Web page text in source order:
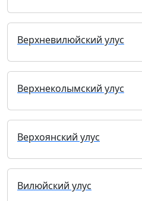
Верхневилюйский улус
Верхнеколымский улус
Верхоянский улус
Вилюйский улус